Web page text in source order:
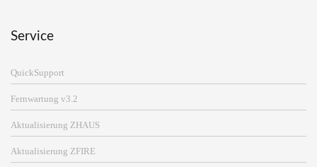
Service
QuickSupport
Fernwartung v3.2
Aktualisierung ZHAUS
Aktualisierung ZFIRE